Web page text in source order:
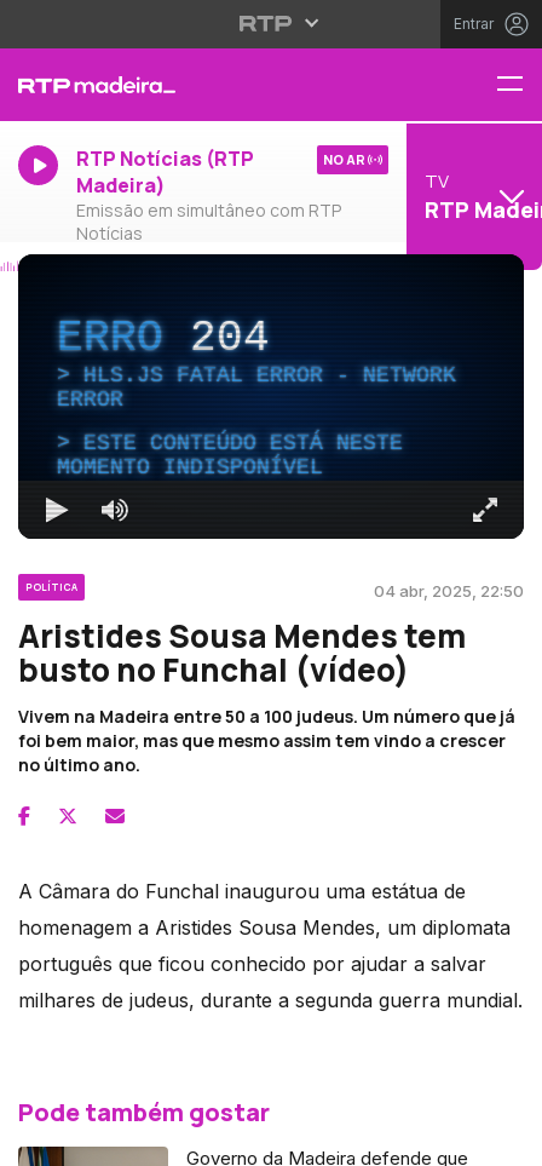
Entrar
RTP Notícias (RTP
Madeira)
Emissão em simultâneo com RTP
Notícias
NO AR
TV
RTP
ERRO204
HLS.JS FATAL ERROR - NETWORK
ERROR
ESTE CONTEÚDO ESTÁ NESTE
MOMENTO INDISPONÍVEL
POLÍTICA 04 abr, 2025, 22:50
Aristides Sousa Mendes tem
busto no Funchal (vídeo)
Vivem na Madeira entre 50 a 100 judeus. Um número que já
foi bem maior, mas que mesmo assim tem vindo a crescer
no último ano.
A Câmara do Funchal inaugurou uma estátua de
homenagem a Aristides Sousa Mendes, um diplomata
português que ficou conhecido por ajudar a salvar
milhares de judeus, durante a segunda guerra mundial.
Pode também gostar
Governo da Madeira defende que